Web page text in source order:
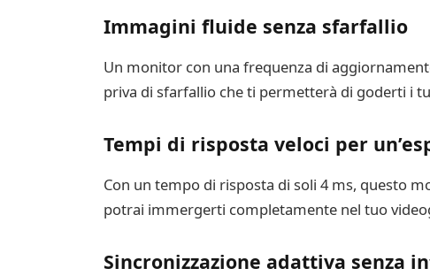
Immagini fluide senza sfarfallio
Un monitor con una frequenza di
priva di sfarfallio che ti permetterà di goderti i
Tempi di risposta veloci per
Con un tempo di risposta di soli 4 ms, questo
potrai immergerti completamente nel tuo
Sincronizzazione adattiva senza